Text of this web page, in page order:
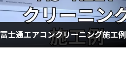
富士通エアコンクリーニング施工例